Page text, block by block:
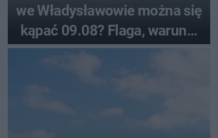
we Władysławowie można się
kąpać 09.08? Flaga, warunki
pogodowe